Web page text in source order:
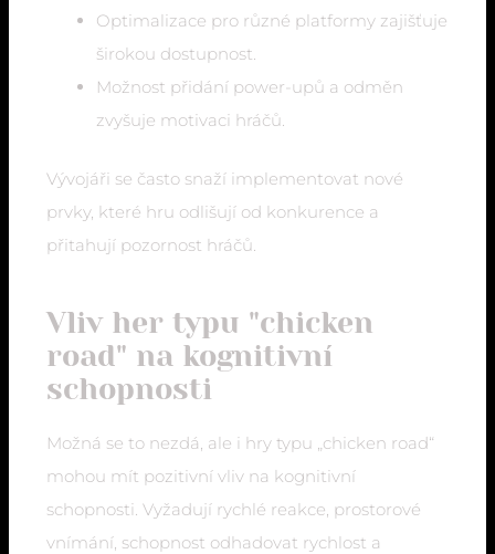
Optimalizace pro různé platformy zajišťuje
širokou dostupnost.
Možnost přidání power-upů a odměn
zvyšuje motivaci hráčů.
Vývojáři se často snaží implementovat nové
prvky, které hru odlišují od konkurence a
přitahují pozornost hráčů.
Vliv her typu "chicken
road" na kognitivní
schopnosti
Možná se to nezdá, ale i hry typu „chicken road“
mohou mít pozitivní vliv na kognitivní
schopnosti. Vyžadují rychlé reakce, prostorové
vnímání, schopnost odhadovat rychlost a